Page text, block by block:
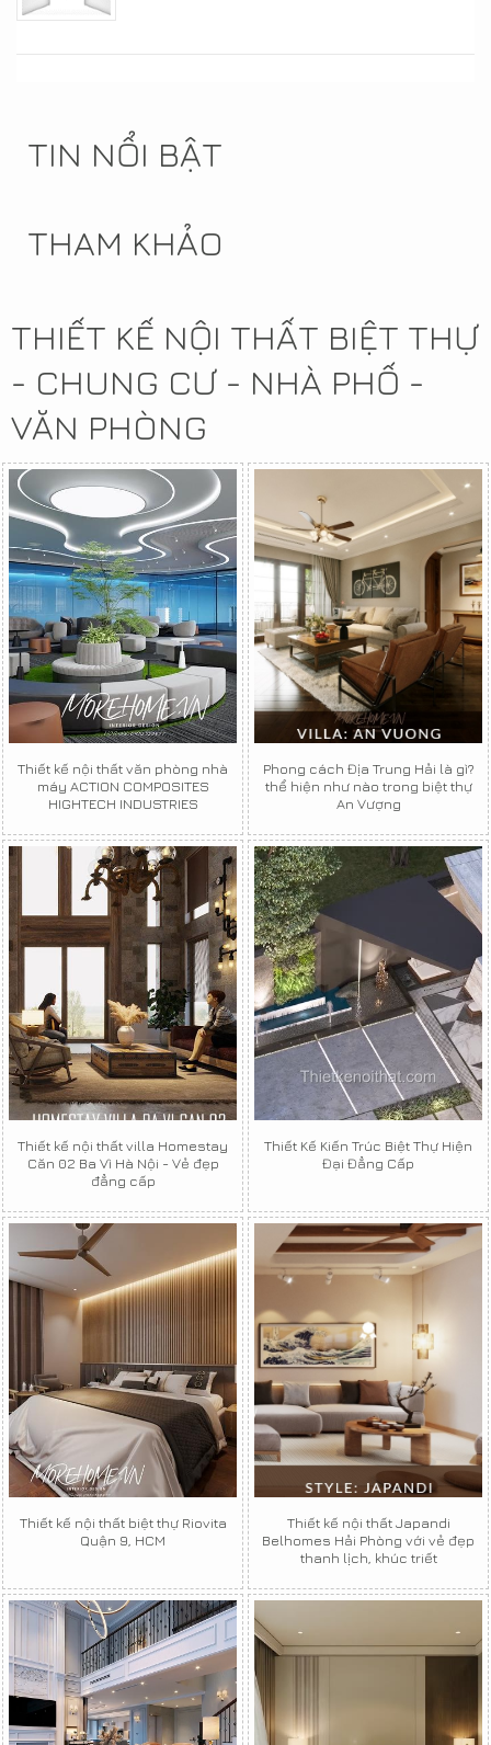
TIN NỔI BẬT
THAM KHẢO
THIẾT KẾ NỘI THẤT BIỆT THỰ
- CHUNG CƯ - NHÀ PHỐ -
VĂN PHÒNG
Thiết kế nội thất văn phòng nhà
máy ACTION COMPOSITES
HIGHTECH INDUSTRIES
Phong cách Địa Trung Hải là gì?
thể hiện như nào trong biệt thự
An Vượng
Thiết kế nội thất villa Homestay
Căn 02 Ba Vì Hà Nội - Vẻ đẹp
đẳng cấp
Thiết Kế Kiến Trúc Biệt Thự Hiện
Đại Đẳng Cấp
Thiết kế nội thất biệt thự Riovita
Quận 9, HCM
Thiết kế nội thất Japandi
Belhomes Hải Phòng với vẻ đẹp
thanh lịch, khúc triết